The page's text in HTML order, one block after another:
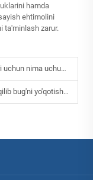
hamda
ehtimolini
ta'minlash zarur.
bug' tutqichi tanlash kerak?
ravishda oldini oladi?